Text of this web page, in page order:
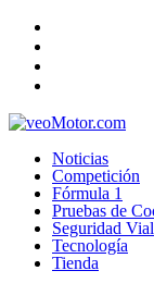
Noticias
Competición
Fórmula 1
Pruebas de
Seguridad Vial
Tecnología
Tienda